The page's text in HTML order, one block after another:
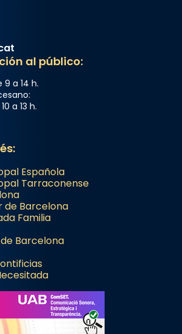
al público:
a 14 h.
a 13 h.
Española
Tarraconense
de Barcelona
Familia
Barcelona